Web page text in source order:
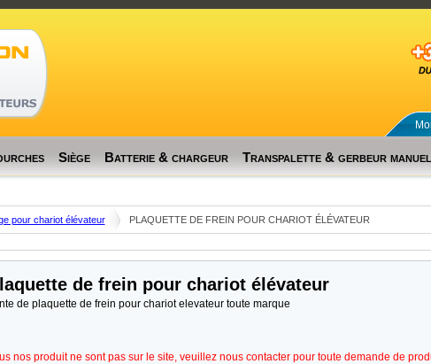
Siège Batterie & chargeur Transpalette & gerbeur
pour chariot élévateur PLAQUETTE DE FREIN POUR CHARIOT ÉLÉVATEUR
de frein pour chariot élévateur
de plaquette de frein pour chariot elevateur toute marque
nos produit ne sont pas sur le site, veuillez nous contacter pour toute demande de
[profiler]